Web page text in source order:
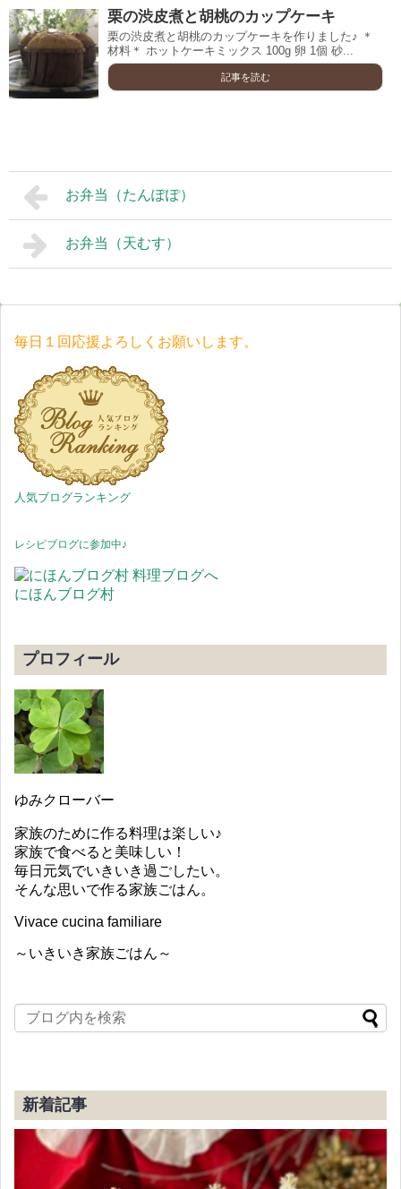
栗の渋皮煮と胡桃のカップケーキ
栗の渋皮煮と胡桃のカップケーキを作りました♪ ＊
材料＊ ホットケーキミックス 100g 卵 1個 砂...
記事を読む
お弁当（たんぽぽ）
お弁当（天むす）
毎日１回応援よろしくお願いします。
人気ブログランキング
レシピブログに参加中♪
にほんブログ村
プロフィール
ゆみクローバー
家族のために作る料理は楽しい♪
家族で食べると美味しい！
毎日元気でいきいき過ごしたい。
そんな思いで作る家族ごはん。
Vivace cucina familiare
～いきいき家族ごはん～
新着記事